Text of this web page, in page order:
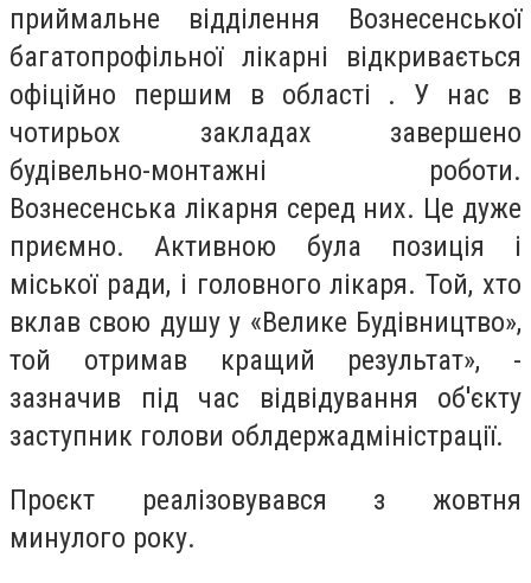
приймальне відділення Вознесенської
багатопрофільної лікарні відкривається
офіційно першим в області . У нас в
чотирьох закладах завершено
будівельно-монтажні роботи.
Вознесенська лікарня серед них. Це дуже
приємно. Активною була позиція і
міської ради, і головного лікаря. Той, хто
вклав свою душу у «Велике Будівництво»,
той отримав кращий результат», -
зазначив під час відвідування об'єкту
заступник голови облдержадміністрації.
Проєкт реалізовувався з жовтня
минулого року.